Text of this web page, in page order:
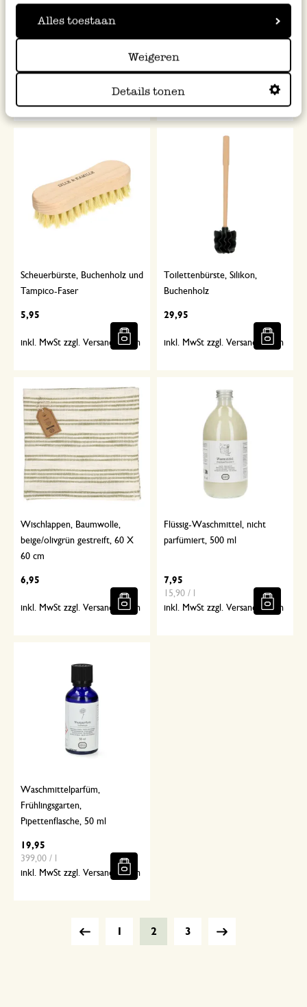
Alles toestaan
Weigeren
Details tonen
Bügelwasser, parfümiert,
'Lavendel', 500 ml
inkl. MwSt zzgl. Versandkosten
Eimer mit Holzgriff aus Buche,
Zink , 6 Liter
inkl. MwSt zzgl. Versandkosten
Scheuerbürste, Buchenholz und
Tampico-Faser
5,95
inkl. MwSt zzgl. Versandkosten
Toilettenbürste, Silikon,
Buchenholz
29,95
inkl. MwSt zzgl. Versandkosten
Wischlappen, Baumwolle,
beige/olivgrün gestreift, 60 X
60 cm
6,95
inkl. MwSt zzgl. Versandkosten
Flüssig-Waschmittel, nicht
parfümiert, 500 ml
7,95
15,90 / l
inkl. MwSt zzgl. Versandkosten
Waschmittelparfüm,
Frühlingsgarten,
Pipettenflasche, 50 ml
19,95
399,00 / l
inkl. MwSt zzgl. Versandkosten
2 3